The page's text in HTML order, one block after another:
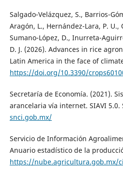
Salgado-Velázquez, S., Barrios-
Aragón, L., Hernández-Lara, P. U.,
Sumano-López, D., Inurreta-
D. J. (2026). Advances in rice
Latin America in the face of
https://doi.org/10.3390/
Secretaría de Economía. (2021).
arancelaria vía internet. SIAVI 5.0.
snci.gob.mx/
Servicio de Información
Anuario estadístico de la
https://nube.agricultura.gob.mx/